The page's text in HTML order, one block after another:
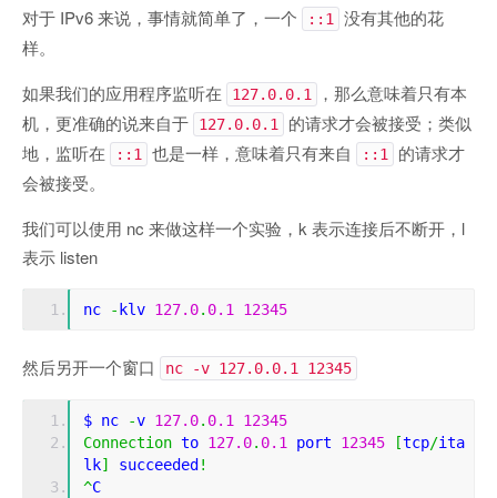
对于 IPv6 来说，事情就简单了，一个
::1
没有其他的花
样。
如果我们的应用程序监听在
127.0.0.1
，那么意味着只有本
机，更准确的说来自于
127.0.0.1
的请求才会被接受；类似
地，监听在
::1 也是一样，意味着只有来自 ::1
的请求才
会被接受。
我们可以使用 nc 来做这样一个实验，k 表示连接后不断开，l
表示 listen
nc - klv 127.0. 0.1 12345
然后另开一个窗口 nc -v 127.0.0.1 12345
$ nc -v 127.0. 0.1
12345
Connection to 127.0. 0.1 port 12345 [tcp/ita
lk] succeeded !
^C